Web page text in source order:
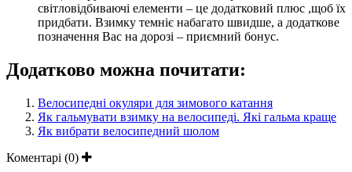
світловідбиваючі елементи – це додатковий плюс ,щоб їх
придбати. Взимку темніє набагато швидше, а додаткове
позначення Вас на дорозі – приємний бонус.
Додатково можна почитати:
Велосипедні окуляри для зимового катання
Як гальмувати взимку на велосипеді. Які гальма краще
Як вибрати велосипедний шолом
Коментарі (0)